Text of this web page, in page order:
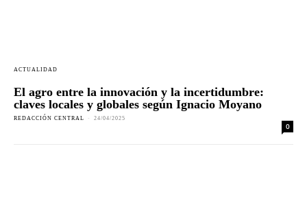
ACTUALIDAD
El agro entre la innovación y la incertidumbre:
claves locales y globales según Ignacio Moyano
REDACCIÓN CENTRAL - 24/04/2025
0